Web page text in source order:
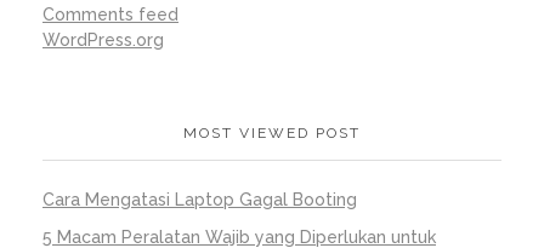
Comments feed
WordPress.org
MOST VIEWED POST
Cara Mengatasi Laptop Gagal Booting
5 Macam Peralatan Wajib yang Diperlukan untuk